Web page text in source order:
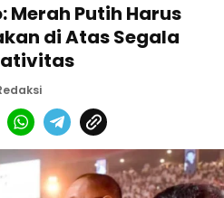
Merah Putih Harus
di Atas Segala